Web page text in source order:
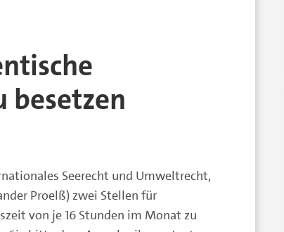
Seerecht und Umweltrecht,
Proelß) zwei Stellen für
von je 16 Stunden im Monat zu